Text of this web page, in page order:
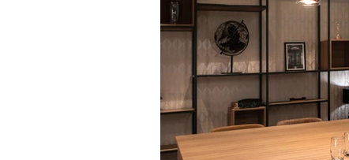
Parc en Fêtes Spa Les